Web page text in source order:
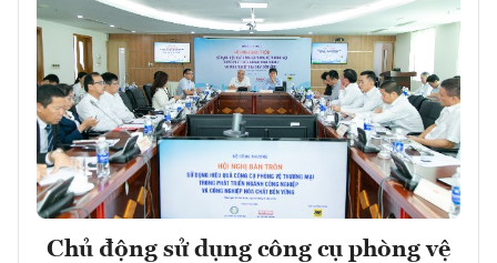
Chủ động sử dụng công cụ phòng vệ